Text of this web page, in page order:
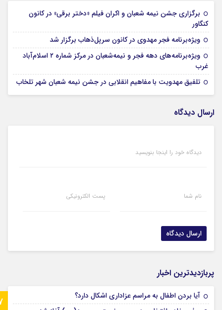
برگزاری جشن نیمه شعبان و اکران فیلم «دختر برقی» در کانون
کنگاور
ویژه‌برنامه‌ فجر مهدوی در کانون سرپل‌ذهاب برگزار شد
ویژه‌برنامه‌های دهه فجر و نیمه‌شعبان در مرکز شماره ۲ اسلام‌آباد
غرب
تلفیق مهدویت با مفاهیم انقلابی در جشن نیمه شعبان شهر تلخاب
ارسال دیدگاه
دیدگاه خود را اینجا بنویسید
نام شما پست الکترونیکی
پربازدیدترین اخبار
آیا بردن اطفال به مراسم عزادارى اشکال دارد؟